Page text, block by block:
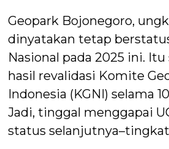
Geopark Bojonegoro,
dinyatakan tetap
Nasional pada 2025 ini.
hasil revalidasi Komite
Indonesia (KGNI) selama
Jadi, tinggal menggapai
status